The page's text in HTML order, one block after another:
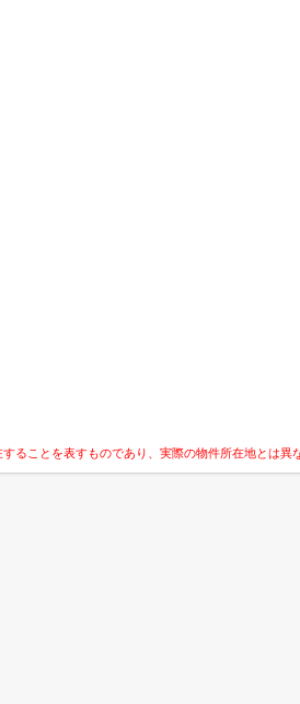
ることを表すものであり、実際の物件所在地とは異